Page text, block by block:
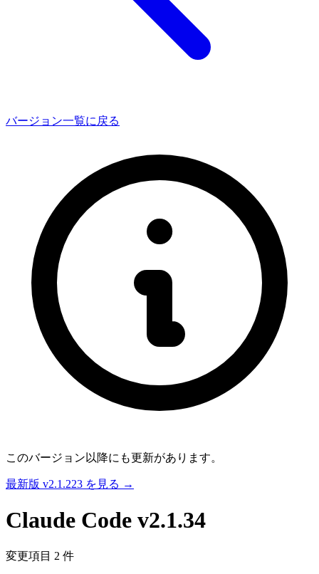
バージョン一覧に戻る
このバージョン以降にも更新があります。
最新版 v2.1.223 を見る →
Claude Code v2.1.34
変更項目 2 件